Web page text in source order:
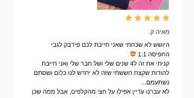
השפע בתוכו...״
לקטלוג התפילות המלא של:
designs